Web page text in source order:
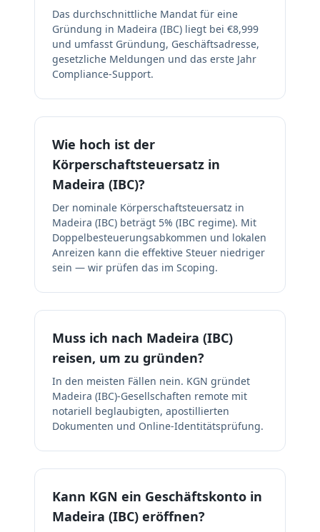
Das durchschnittliche Mandat für eine
Gründung in Madeira (IBC) liegt bei €8,999
und umfasst Gründung, Geschäftsadresse,
gesetzliche Meldungen und das erste Jahr
Compliance-Support.
Wie hoch ist der
Körperschaftsteuersatz in
Madeira (IBC)?
Der nominale Körperschaftsteuersatz in
Madeira (IBC) beträgt 5% (IBC regime). Mit
Doppelbesteuerungsabkommen und lokalen
Anreizen kann die effektive Steuer niedriger
sein — wir prüfen das im Scoping.
Muss ich nach Madeira (IBC)
reisen, um zu gründen?
In den meisten Fällen nein. KGN gründet
Madeira (IBC)-Gesellschaften remote mit
notariell beglaubigten, apostillierten
Dokumenten und Online-Identitätsprüfung.
Kann KGN ein Geschäftskonto in
Madeira (IBC) eröffnen?